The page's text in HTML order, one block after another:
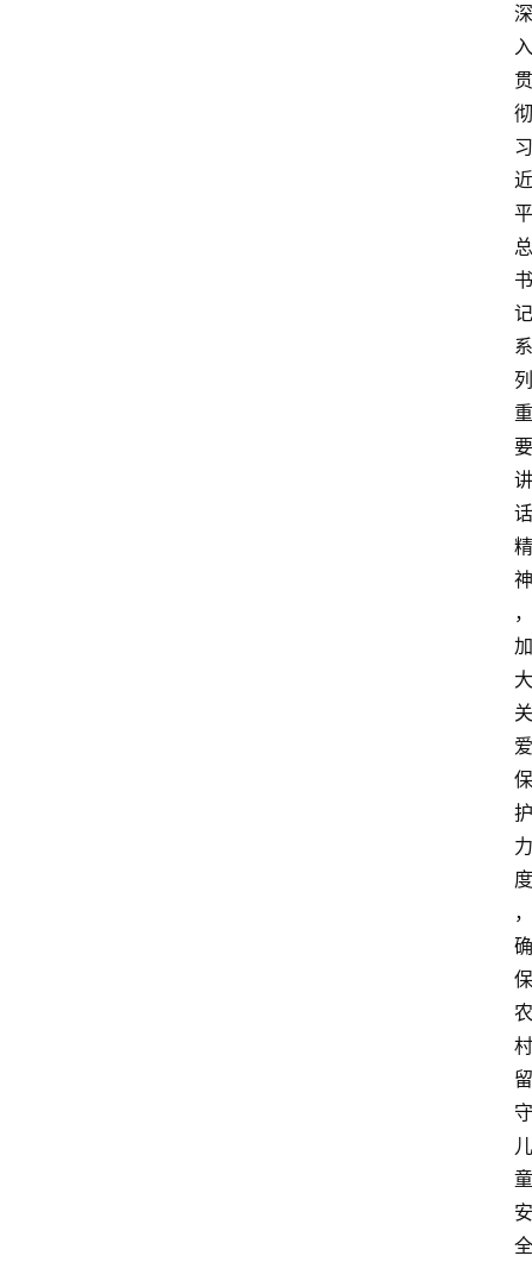
深
入
贯
彻
习
近
平
总
书
记
系
列
重
要
讲
话
精
神
，
加
大
关
爱
保
护
力
度
，
确
保
农
村
留
守
儿
童
安
全